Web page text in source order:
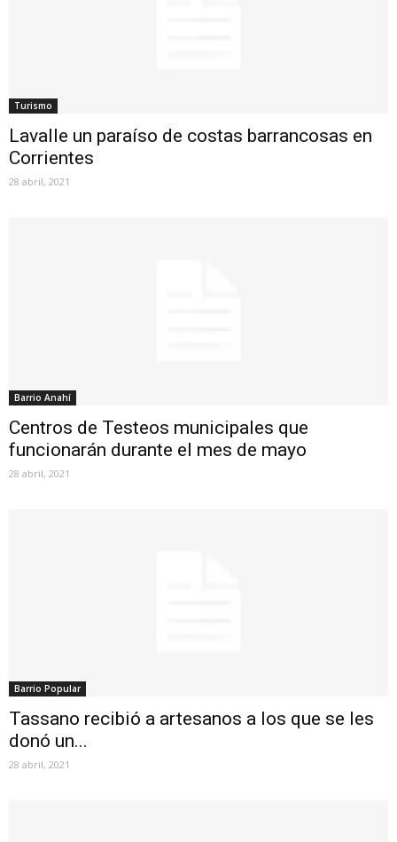
Turismo
Lavalle un paraíso de costas barrancosas en
Corrientes
28 abril, 2021
Barrio Anahí
Centros de Testeos municipales que
funcionarán durante el mes de mayo
28 abril, 2021
Barrio Popular
Tassano recibió a artesanos a los que se les
donó un...
28 abril, 2021